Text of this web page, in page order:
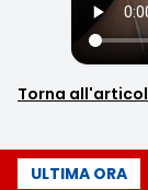
Torna
ULTIMA ORA
Livio